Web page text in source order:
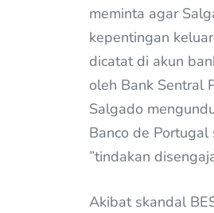
meminta agar
kepentingan
dicatat di akun
oleh Bank Sentral
Salgado
Banco de
”tindakan
Akibat skandal